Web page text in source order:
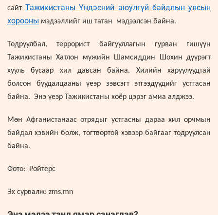
сайт Тажикистаны Үндэсний аюулгүй байдлын улсын
хорооны мэдээллийг иш татан мэдээлсэн байна.
Тодруулбал, террорист байгууллагын гурван гишүүн
Тажикистаны Хатлон мужийн Шамсиддин Шохин дүүрэгт
хууль бусаар хил давсан байна. Хилийн харуулуудтай
болсон буудалцааны үеэр зэвсэгт этгээдүүдийг устгасан
байна. Энэ үеэр Тажикистаны хоёр цэрэг амиа алджээ.
Мөн Афганистанаас отрядыг устгасны дараа хил орчмын
байдал хэвийн болж, тогтвортой хэвээр байгааг тодруулсан
байна.
Фото: Ройтерс
Эх сурвалж: zms.mn